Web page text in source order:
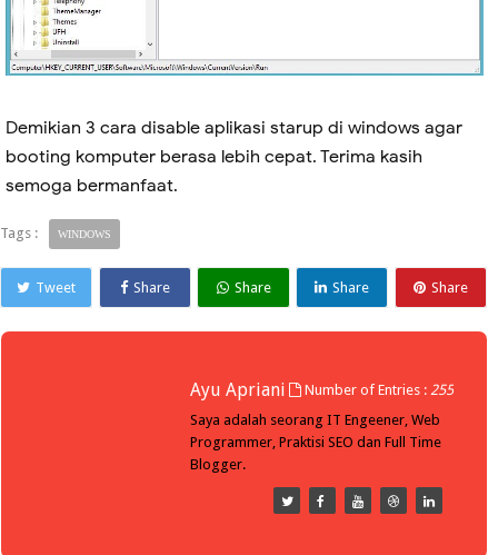
Demikian 3 cara disable aplikasi starup di windows agar
booting komputer berasa lebih cepat. Terima kasih
semoga bermanfaat.
Tags : WINDOWS
Tweet Share Share Share Share
Ayu Apriani Number of Entries : 255
Saya adalah seorang IT Engeener, Web
Programmer, Praktisi SEO dan Full Time
Blogger.